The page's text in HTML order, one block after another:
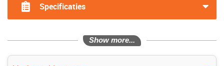
Specificaties
Show more...